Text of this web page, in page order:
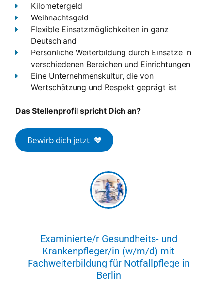
Kilometergeld
Weihnachtsgeld
Flexible Einsatzmöglichkeiten in ganz
Deutschland
Persönliche Weiterbildung durch Einsätze in
verschiedenen Bereichen und Einrichtungen
Eine Unternehmenskultur, die von
Wertschätzung und Respekt geprägt ist
Das Stellenprofil spricht Dich an?
Bewirb dich jetzt
Examinierte/r Gesundheits- und
Krankenpfleger/in (w/m/d) mit
Fachweiterbildung für Notfallpflege in
Berlin